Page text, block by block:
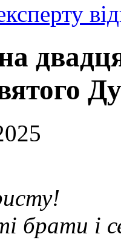
брати і